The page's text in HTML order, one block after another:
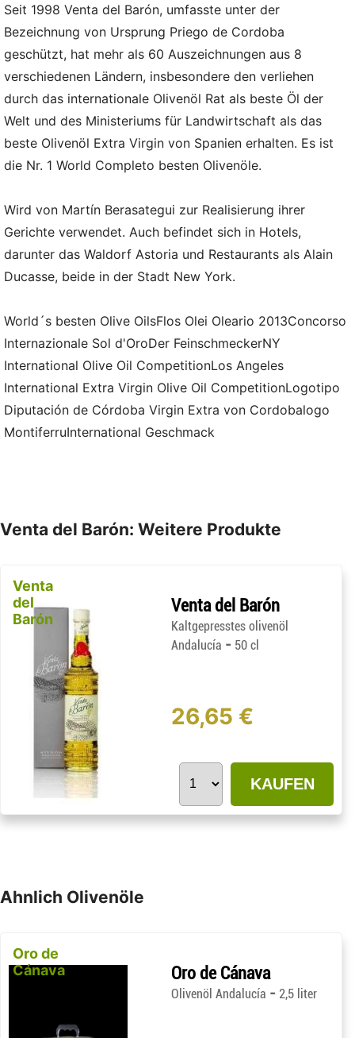
Seit 1998 Venta del Barón, umfasste unter der
Bezeichnung von Ursprung Priego de Cordoba
geschützt, hat mehr als 60 Auszeichnungen aus 8
verschiedenen Ländern, insbesondere den verliehen
durch das internationale Olivenöl Rat als beste Öl der
Welt und des Ministeriums für Landwirtschaft als das
beste Olivenöl Extra Virgin von Spanien erhalten. Es ist
die Nr. 1 World Completo besten Olivenöle.
Wird von Martín Berasategui zur Realisierung ihrer
Gerichte verwendet. Auch befindet sich in Hotels,
darunter das Waldorf Astoria und Restaurants als Alain
Ducasse, beide in der Stadt New York.
World´s besten Olive OilsFlos Olei Oleario 2013Concorso
Internazionale Sol d'OroDer FeinschmeckerNY
International Olive Oil CompetitionLos Angeles
International Extra Virgin Olive Oil CompetitionLogotipo
Diputación de Córdoba Virgin Extra von Cordobalogo
MontiferruInternational Geschmack
Venta del Barón: Weitere Produkte
Venta
del
Barón
Venta del Barón
Kaltgepresstes olivenöl
Andalucía - 50 cl
26,65 €
KAUFEN
Ahnlich Olivenöle
Oro de
Cánava
Oro de Cánava
Olivenöl Andalucía - 2,5 liter